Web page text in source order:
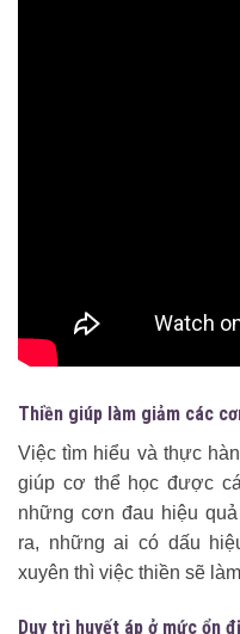
Thiền giúp làm giảm các
Việc tìm hiểu và thực
giúp cơ thể học được
những cơn đau hiệu
ra, những ai có dấu
xuyên thì việc thiền sẽ
Duy trì huyết áp ở mức ổn